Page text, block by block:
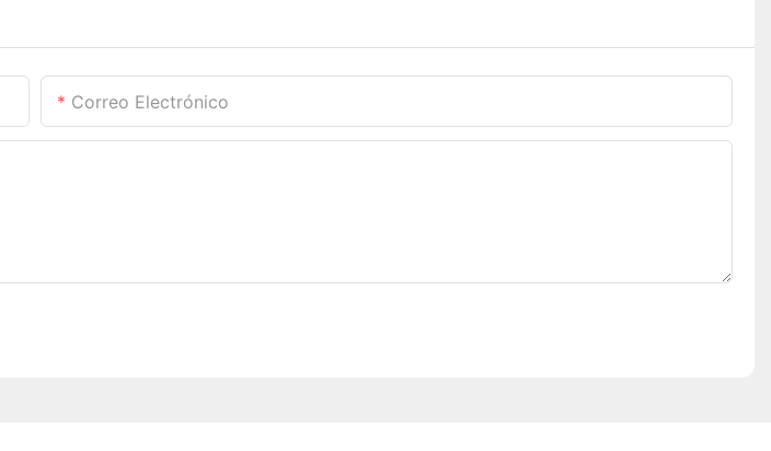
Correo Electrónico